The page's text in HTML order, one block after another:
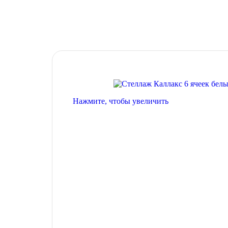
Нажмите, чтобы увеличить